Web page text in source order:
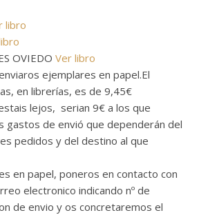
libro
OVIEDO Ver libro
ejemplares en papel.El
en librerías, es de 9,45€
lejos, serian 9€ a los que
gastos de envió que dependerán del
pedidos y del destino al que
en papel, poneros en contacto con
electronico indicando nº de
de envio y os concretaremos el